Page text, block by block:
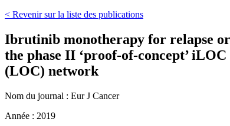
< Revenir sur la liste des publications
Ibrutinib monotherapy for relapse
the phase II ‘proof-of-concept’
(LOC) network
Nom du journal : Eur J Cancer
Année : 2019